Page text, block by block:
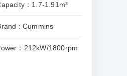
：1.7-1.91m³
: Cummins
：212kW/1800rpm